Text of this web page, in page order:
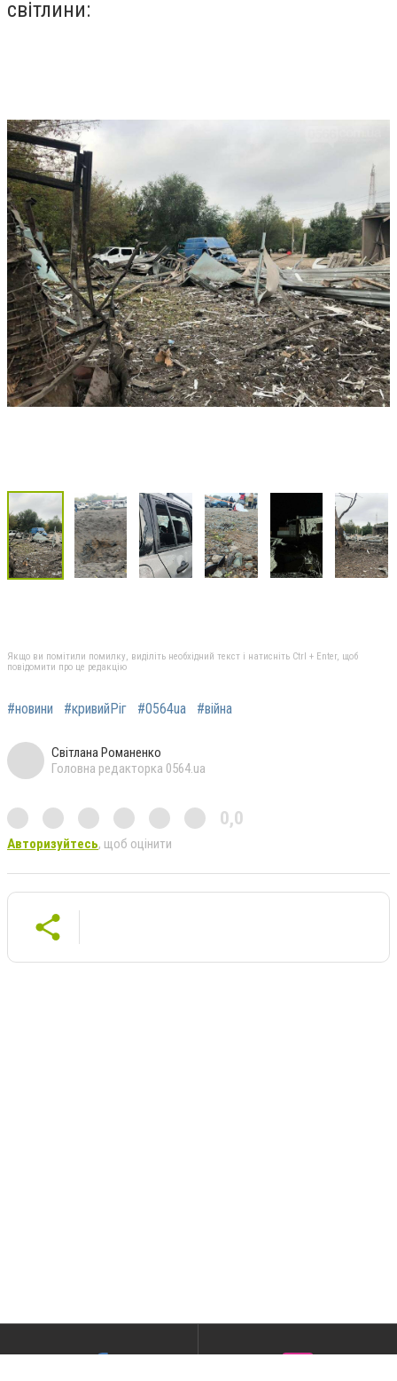
світлини:
Якщо ви помітили помилку, виділіть необхідний текст і натисніть Ctrl + Enter, щоб
повідомити про це редакцію
#новини #кривийРіг #0564ua #війна
Світлана Романенко
Головна редакторка 0564.ua
0,0
Авторизуйтесь, щоб оцінити